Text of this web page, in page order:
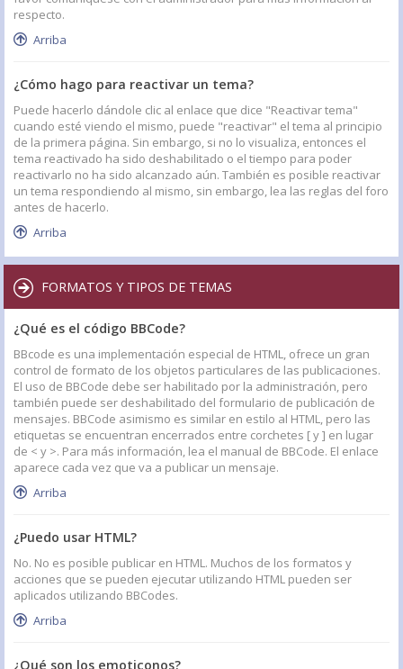
respecto.
Arriba
¿Cómo hago para reactivar un tema?
Puede hacerlo dándole clic al enlace que dice "Reactivar tema"
cuando esté viendo el mismo, puede "reactivar" el tema al principio
de la primera página. Sin embargo, si no lo visualiza, entonces el
tema reactivado ha sido deshabilitado o el tiempo para poder
reactivarlo no ha sido alcanzado aún. También es posible reactivar
un tema respondiendo al mismo, sin embargo, lea las reglas del foro
antes de hacerlo.
Arriba
FORMATOS Y TIPOS DE TEMAS
¿Qué es el código BBCode?
BBcode es una implementación especial de HTML, ofrece un gran
control de formato de los objetos particulares de las publicaciones.
El uso de BBCode debe ser habilitado por la administración, pero
también puede ser deshabilitado del formulario de publicación de
mensajes. BBCode asimismo es similar en estilo al HTML, pero las
etiquetas se encuentran encerrados entre corchetes [ y ] en lugar
de < y >. Para más información, lea el manual de BBCode. El enlace
aparece cada vez que va a publicar un mensaje.
Arriba
¿Puedo usar HTML?
No. No es posible publicar en HTML. Muchos de los formatos y
acciones que se pueden ejecutar utilizando HTML pueden ser
aplicados utilizando BBCodes.
Arriba
¿Qué son los emoticonos?